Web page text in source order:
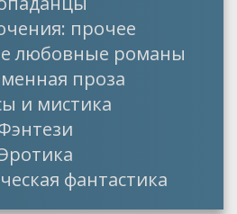
прочее
любовные романы
проза
и мистика
фантастика